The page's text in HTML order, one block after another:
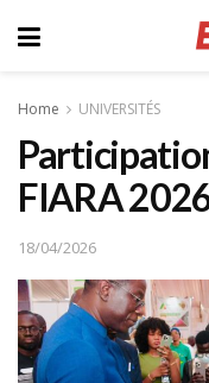
Home UNIVERSITÉS
FIARA
18/04/2026